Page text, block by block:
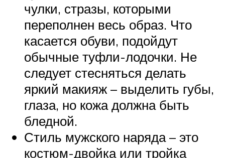
чулки, стразы, которыми
переполнен весь образ. Что
касается обуви, подойдут
обычные туфли-лодочки. Не
следует стесняться делать
яркий макияж – выделить губы,
глаза, но кожа должна быть
бледной.
Стиль мужского наряда – это
костюм-двойка или тройка